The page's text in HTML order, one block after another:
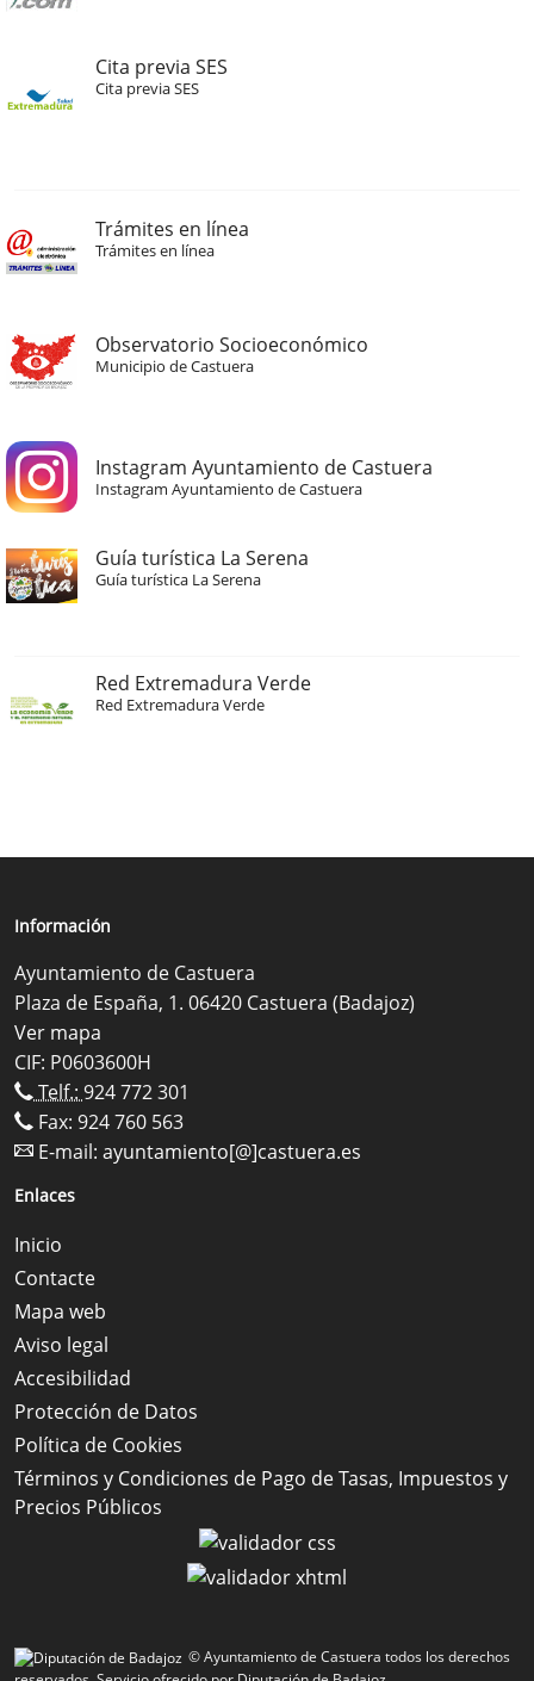
Cita previa SES
Cita previa SES
Trámites en línea
Trámites en línea
Observatorio Socioeconómico
Municipio de Castuera
Instagram Ayuntamiento de Castuera
Instagram Ayuntamiento de Castuera
Guía turística La Serena
Guía turística La Serena
Red Extremadura Verde
Red Extremadura Verde
Información
Ayuntamiento de Castuera
Plaza de España, 1. 06420 Castuera (Badajoz)
Ver mapa
CIF: P0603600H
Telf.: 924 772 301
Fax: 924 760 563
E-mail: ayuntamiento[@]castuera.es
Enlaces
Inicio
Contacte
Mapa web
Aviso legal
Accesibilidad
Protección de Datos
Política de Cookies
Términos y Condiciones de Pago de Tasas, Impuestos y
Precios Públicos
© Ayuntamiento de Castuera todos los derechos